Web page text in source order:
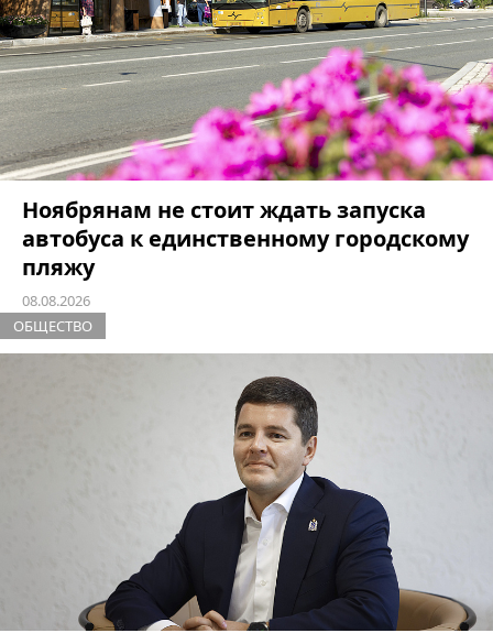
Ноябрянам не стоит ждать запуска
автобуса к единственному городскому
пляжу
08.08.2026
ОБЩЕСТВО